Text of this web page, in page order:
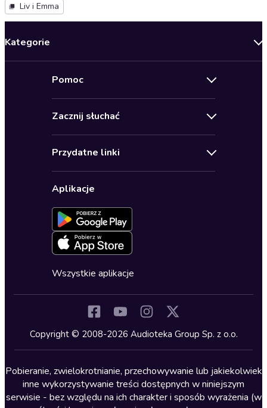
Liv i Emma
Kategorie
Biznes, marketing, ekonomia
Dla młodzieży
Kryminały
Lektury szkolne
Literatura anglojęzyczna
Literatura faktu
Pomoc
Pomoc
Ustawienia prywatności
Formularz zgłaszania nielegalnych treści
Deklaracja dostępności
Zacznij słuchać
Karnety
Oferta dla firm i bibliotek
Przydatne linki
Dołącz do newslettera
Blog
Zapowiedzi
Cykle audiobooków
Aplikacje
Wszystkie aplikacje
Copyright © 2008-2026 Audioteka Group Sp. z o.o.
Pobieranie, zwielokrotnianie, przechowywanie lub jakiekolwiek
inne wykorzystywanie treści dostępnych w niniejszym
serwisie - bez względu na ich charakter i sposób wyrażenia (w